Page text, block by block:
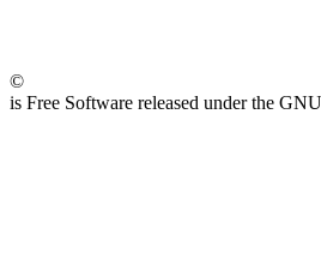
©
is Free Software released under the